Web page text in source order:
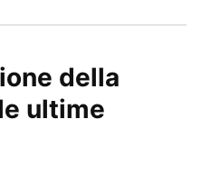
della
ultime